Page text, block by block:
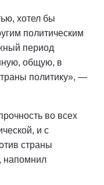
хотел бы
политическим
период
общую, в
политику», —
во всех
и с
страны
напомнил